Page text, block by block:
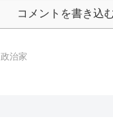
コメントを書き込
政治家